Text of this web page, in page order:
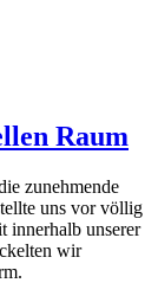
Raum
zunehmende
uns vor völlig
innerhalb unserer
wir